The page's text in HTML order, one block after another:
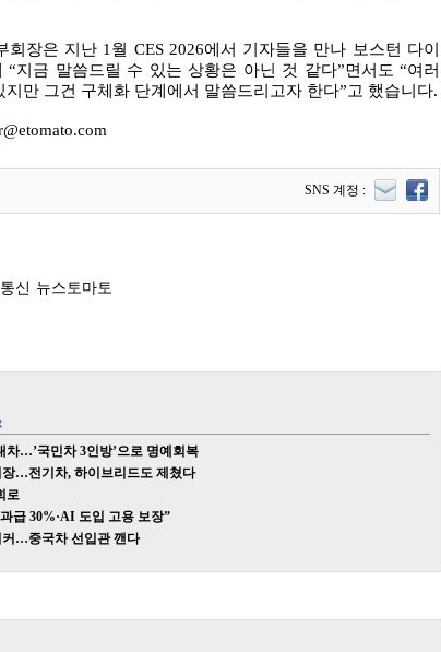
회장은 지난 1월 CES 2026에서 기자들을 만나 보스턴 다이
“지금 말씀드릴 수 있는 상황은 아닌 것 같다”면서도 “여러
지만 그건 구체화 단계에서 말씀드리고자 한다”고 했습니다.
SNS 계정 :
신 뉴스토마토
차…’국민차 3인방’으로 명예회복
장…전기차, 하이브리드도 제쳤다
로
급 30%·AI 도입 고용 보장”
커…중국차 선입관 깬다